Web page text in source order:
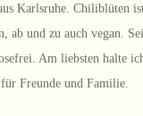
Karlsruhe. Chiliblüten
ab und zu auch vegan.
Am liebsten halte
Freunde und Familie.